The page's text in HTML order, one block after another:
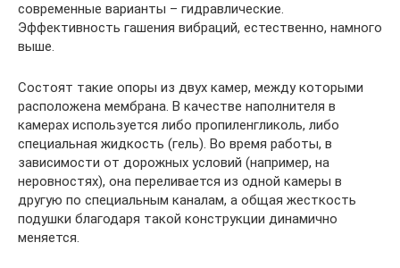
современные варианты – гидравлические.
Эффективность гашения вибраций, естественно, намного
выше.
Состоят такие опоры из двух камер, между которыми
расположена мембрана. В качестве наполнителя в
камерах используется либо пропиленгликоль, либо
специальная жидкость (гель). Во время работы, в
зависимости от дорожных условий (например, на
неровностях), она переливается из одной камеры в
другую по специальным каналам, а общая жесткость
подушки благодаря такой конструкции динамично
меняется.